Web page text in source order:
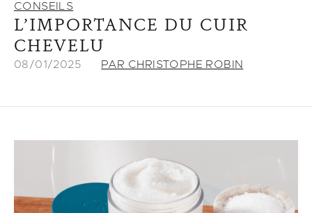
CONSEILS
L’IMPORTANCE DU CUIR
CHEVELU
08/01/2025 PAR CHRISTOPHE ROBIN